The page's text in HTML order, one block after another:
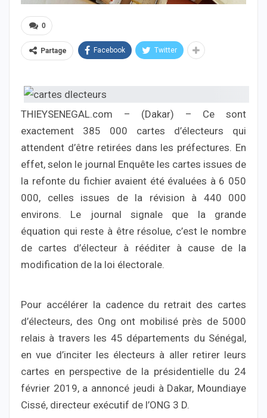
0
Partage Facebook Twitter
THIEYSENEGAL.com – (Dakar) – Ce sont
exactement 385 000 cartes d’électeurs qui
attendent d’être retirées dans les préfectures. En
effet, selon le journal Enquête les cartes issues de
la refonte du fichier avaient été évaluées à 6 050
000, celles issues de la révision à 440 000
environs. Le journal signale que la grande
équation qui reste à être résolue, c’est le nombre
de cartes d’électeur à rééditer à cause de la
modification de la loi électorale.
Pour accélérer la cadence du retrait des cartes
d’électeurs, des Ong ont mobilisé près de 5000
relais à travers les 45 départements du Sénégal,
en vue d’inciter les électeurs à aller retirer leurs
cartes en perspective de la présidentielle du 24
février 2019, a annoncé jeudi à Dakar, Moundiaye
Cissé, directeur exécutif de l’ONG 3 D.